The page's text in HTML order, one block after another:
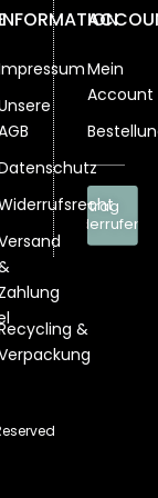
Zahlung
&
Mein
Account
Vertrag
widerrufen